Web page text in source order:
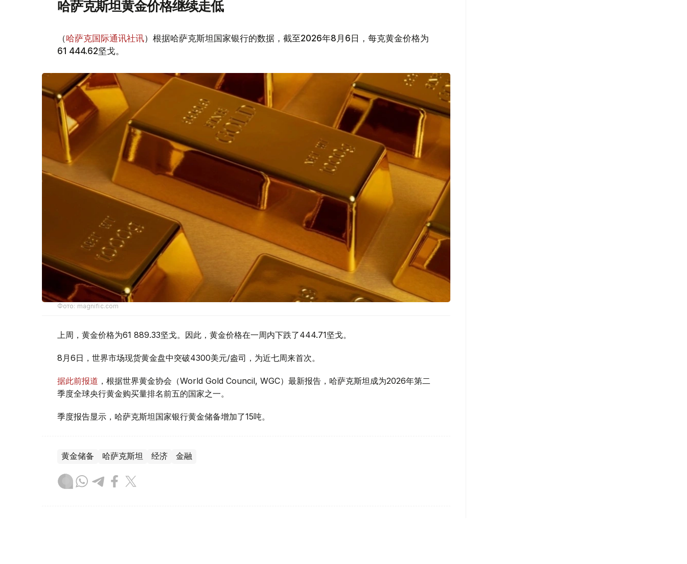
哈萨克斯坦黄金价格继续走低
（哈萨克国际通讯社讯）根据哈萨克斯坦国家银行的数据，截至2026年8月6日，每克黄金价格为
61 444.62坚戈。
Фото: magnific.com
上周，黄金价格为61 889.33坚戈。因此，黄金价格在一周内下跌了444.71坚戈。
8月6日，世界市场现货黄金盘中突破4300美元/盎司，为近七周来首次。
据此前报道 ，根据世界黄金协会（World Gold Council, WGC）最新报告，哈萨克斯坦成为2026年第二
季度全球央行黄金购买量排名前五的国家之一。
季度报告显示，哈萨克斯坦国家银行黄金储备增加了15吨。
黄金储备 哈萨克斯坦 经济 金融